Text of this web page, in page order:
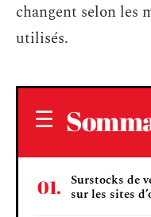
changent selon les
utilisés.
Surstocks de
sur les sites